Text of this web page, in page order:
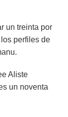
un treinta por
perfiles de
Aliste
un noventa